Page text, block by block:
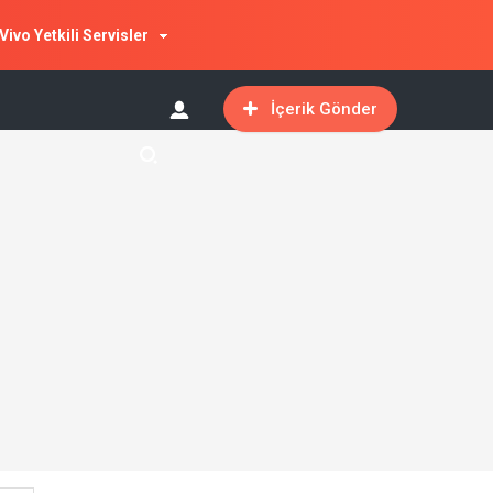
Vivo Yetkili Servisler
İçerik Gönder